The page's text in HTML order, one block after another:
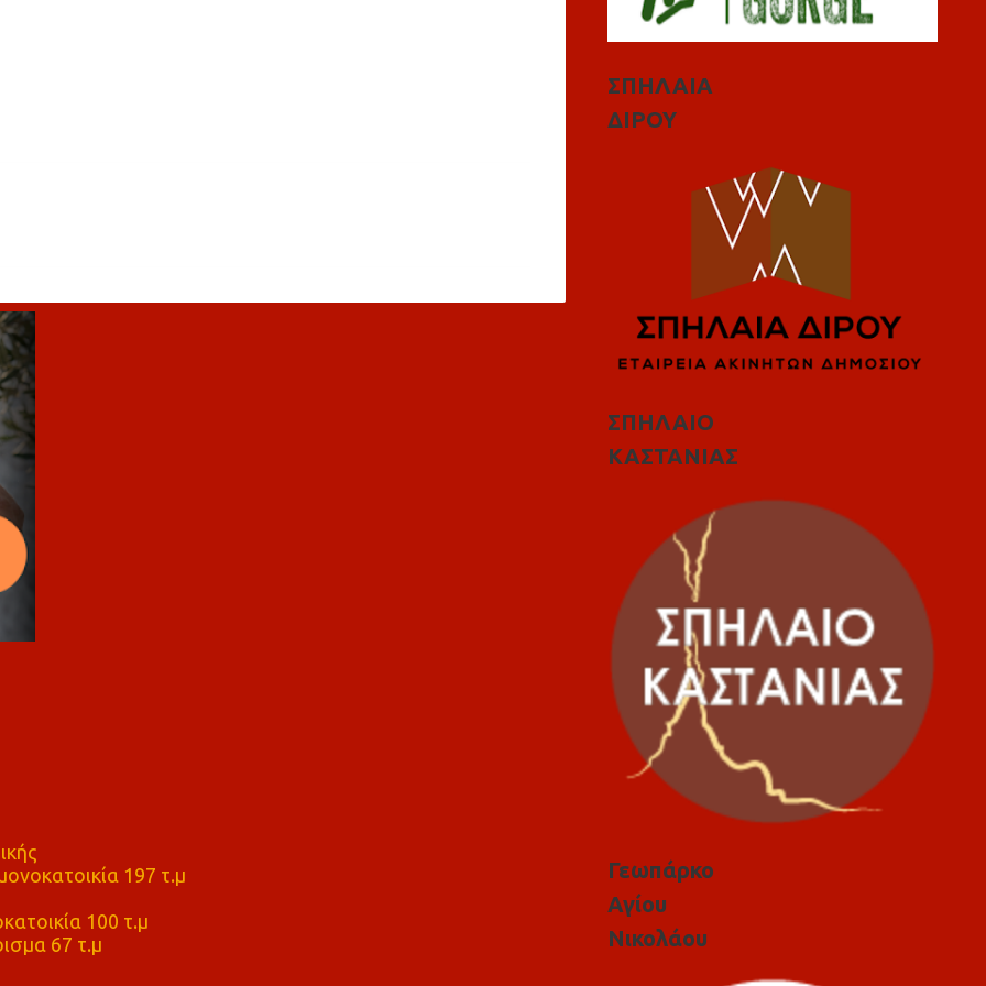
197 τ.μ
100 τ.μ
67 τ.μ
ΣΠΗΛΑΙΑ
ΔΙΡΟΥ
ΣΠΗΛΑΙΟ
ΚΑΣΤΑΝΙΑΣ
Γεωπάρκο
Αγίου
Νικολάου